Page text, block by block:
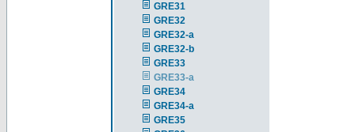
GRE31
GRE32
GRE32-a
GRE32-b
GRE33
GRE33-a
GRE34
GRE34-a
GRE35